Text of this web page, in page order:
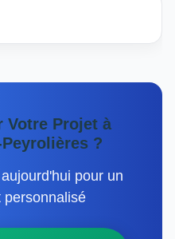
Votre Projet à
?
pour un
personnalisé